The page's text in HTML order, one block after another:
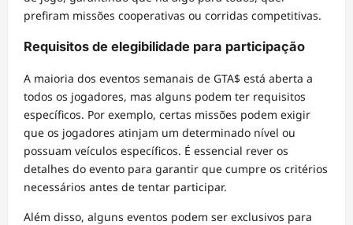
prefiram missões cooperativas ou corridas competitivas.
Requisitos de elegibilidade para participação
A maioria dos eventos semanais de GTA$ está aberta a
todos os jogadores, mas alguns podem ter requisitos
específicos. Por exemplo, certas missões podem exigir
que os jogadores atinjam um determinado nível ou
possuam veículos específicos. É essencial rever os
detalhes do evento para garantir que cumpre os critérios
necessários antes de tentar participar.
Além disso, alguns eventos podem ser exclusivos para